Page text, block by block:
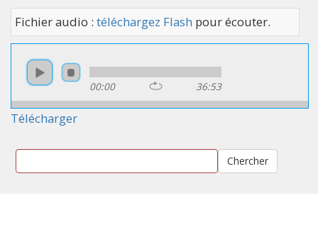
Fichier audio : téléchargez Flash pour écouter.
00:00 36:53
Télécharger
Chercher